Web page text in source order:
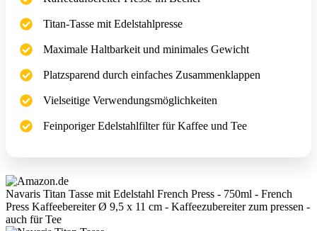
Titan-Tasse mit Edelstahlpresse
Maximale Haltbarkeit und minimales Gewicht
Platzsparend durch einfaches Zusammenklappen
Vielseitige Verwendungsmöglichkeiten
Feinporiger Edelstahlfilter für Kaffee und Tee
Navaris Titan Tasse mit Edelstahl French Press - 750ml - French
Press Kaffeebereiter Ø 9,5 x 11 cm - Kaffeezubereiter zum pressen -
auch für Tee